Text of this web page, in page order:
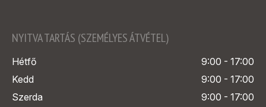
NYITVA TARTÁS (SZEMÉLYES ÁTVÉTEL)
Hétfő
9:00 - 17:00
Kedd
9:00 - 17:00
Szerda
9:00 - 17:00